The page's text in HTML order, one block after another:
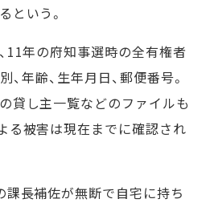
という。
11年の府知事選時の全有権者
年齢、生年月日、郵便番号。
貸し主一覧などのファイルも
る被害は現在までに確認され
課長補佐が無断で自宅に持ち